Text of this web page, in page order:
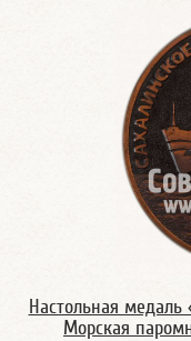
Настольная медаль
Морская